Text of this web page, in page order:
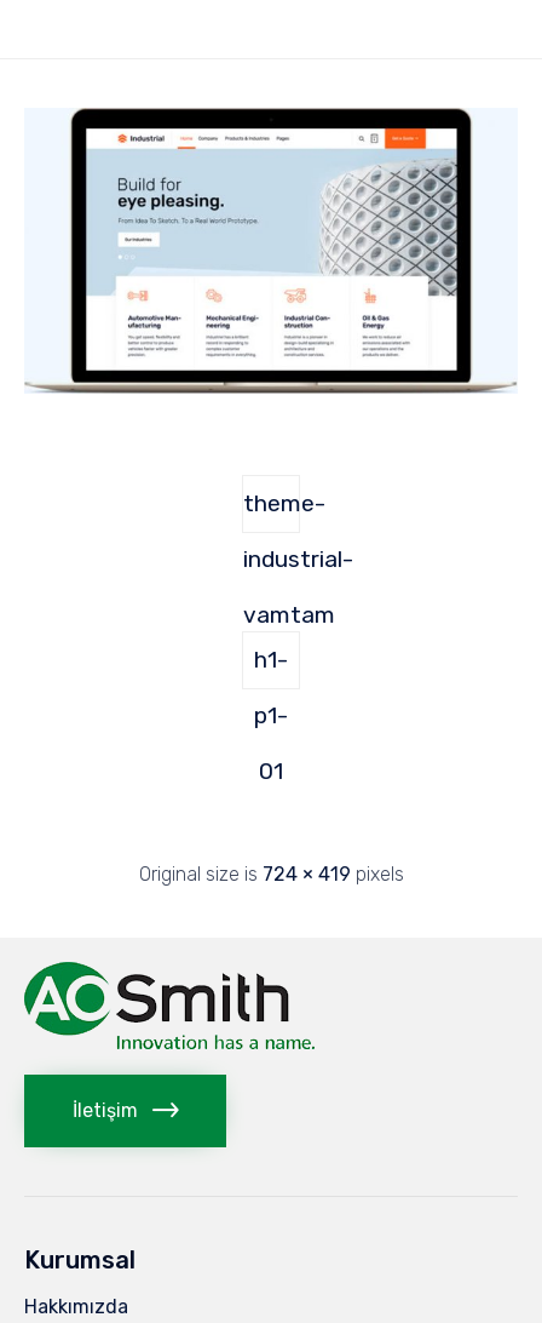
theme-
industrial-
vamtam
h1-
p1-
01
Original size is 724 × 419 pixels
İletişim
Kurumsal
Hakkımızda